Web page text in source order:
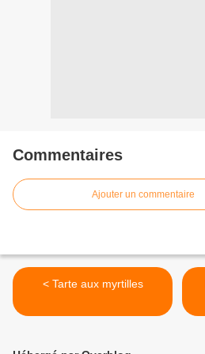
Commentaires
Ajouter un commentaire
< Tarte aux myrtilles